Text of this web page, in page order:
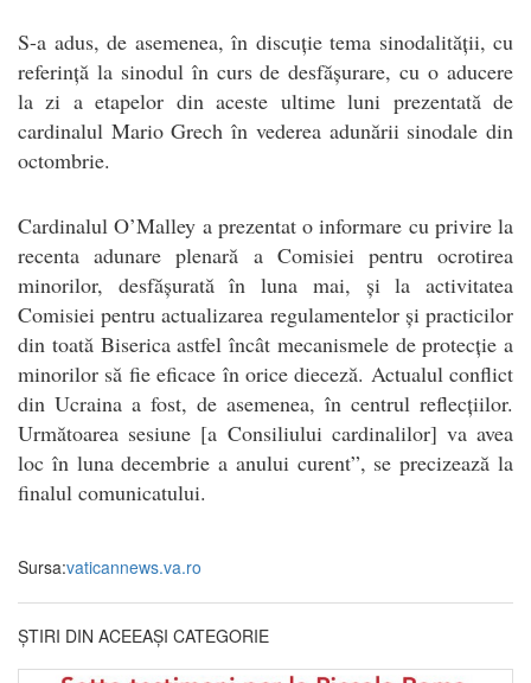
S-a adus, de asemenea, în discuție tema sinodalității, cu
referință la sinodul în curs de desfășurare, cu o aducere
la zi a etapelor din aceste ultime luni prezentată de
cardinalul Mario Grech în vederea adunării sinodale din
octombrie.
Cardinalul O’Malley a prezentat o informare cu privire la
recenta adunare plenară a Comisiei pentru ocrotirea
minorilor, desfășurată în luna mai, și la activitatea
Comisiei pentru actualizarea regulamentelor și practicilor
din toată Biserica astfel încât mecanismele de protecție a
minorilor să fie eficace în orice dieceză. Actualul conflict
din Ucraina a fost, de asemenea, în centrul reflecțiilor.
Următoarea sesiune [a Consiliului cardinalilor] va avea
loc în luna decembrie a anului curent”, se precizează la
finalul comunicatului.
Sursa:vaticannews.va.ro
ȘTIRI DIN ACEEAȘI CATEGORIE